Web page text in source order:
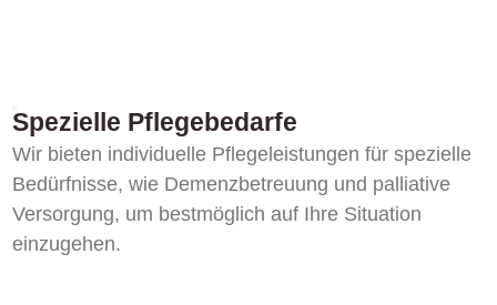
Spezielle Pflegebedarfe
Wir bieten individuelle Pflegeleistungen für spezielle
Bedürfnisse, wie Demenzbetreuung und palliative
Versorgung, um bestmöglich auf Ihre Situation
einzugehen.